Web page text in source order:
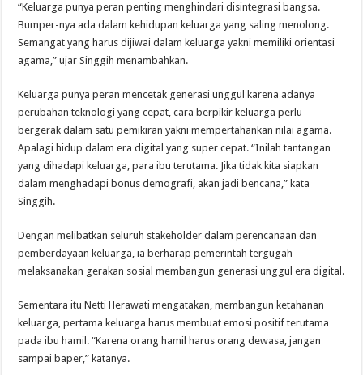
“Keluarga punya peran penting menghindari disintegrasi bangsa.
Bumper-nya ada dalam kehidupan keluarga yang saling menolong.
Semangat yang harus dijiwai dalam keluarga yakni memiliki orientasi
agama,” ujar Singgih menambahkan.
Keluarga punya peran mencetak generasi unggul karena adanya
perubahan teknologi yang cepat, cara berpikir keluarga perlu
bergerak dalam satu pemikiran yakni mempertahankan nilai agama.
Apalagi hidup dalam era digital yang super cepat. “Inilah tantangan
yang dihadapi keluarga, para ibu terutama. Jika tidak kita siapkan
dalam menghadapi bonus demografi, akan jadi bencana,” kata
Singgih.
Dengan melibatkan seluruh stakeholder dalam perencanaan dan
pemberdayaan keluarga, ia berharap pemerintah tergugah
melaksanakan gerakan sosial membangun generasi unggul era digital.
Sementara itu Netti Herawati mengatakan, membangun ketahanan
keluarga, pertama keluarga harus membuat emosi positif terutama
pada ibu hamil. “Karena orang hamil harus orang dewasa, jangan
sampai baper,” katanya.